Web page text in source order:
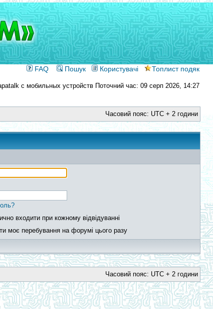
FAQ Пошук Користувачі Топлист подяк
Поточний час: 09 серп 2026, 14:27
Часовий пояс: UTC + 2 години
входити при кожному відвідуванні
моє перебування на форумі цього разу
Часовий пояс: UTC + 2 години